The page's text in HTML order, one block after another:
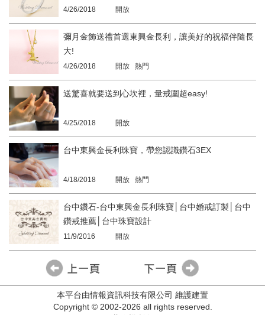
4/26/2018 開放
彌月金飾送禮首選東興金長利，讓美好的祝福伴隨長
大!
4/26/2018 開放 熱門
送驚喜就要送到心坎裡，量戒圍超easy!
4/25/2018 開放
台中東興金長利珠寶，帶您認識鑽石3EX
4/18/2018 開放 熱門
台中鑽石-台中東興金長利珠寶│台中婚戒訂製│台中
鑽戒推薦│台中珠寶設計
11/9/2016 開放
本平台由情報資訊科技有限公司 維護建置
Copyright © 2002-2026 all rights reserved.